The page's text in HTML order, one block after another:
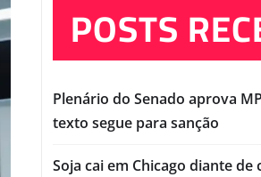
POSTS
Plenário do Senado aprova
texto segue para sanção
Soja cai em Chicago diante de